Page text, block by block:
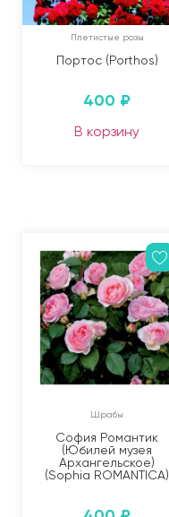
Плетистые розы
Портос (Porthos)
400 ₽
В корзину
Шрабы
София Романтик
(Юбилей музея
Архангельское)
(Sophia ROMANTICA)